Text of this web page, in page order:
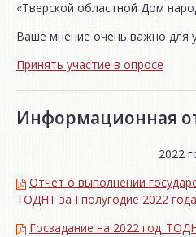
«Тверской областной Дом
Ваше мнение очень важно для
Принять участие в опросе
Информационная
2022
Отчет о выполнении
ТОДНТ за I полугодие 2022 года
Госзадание на 2022